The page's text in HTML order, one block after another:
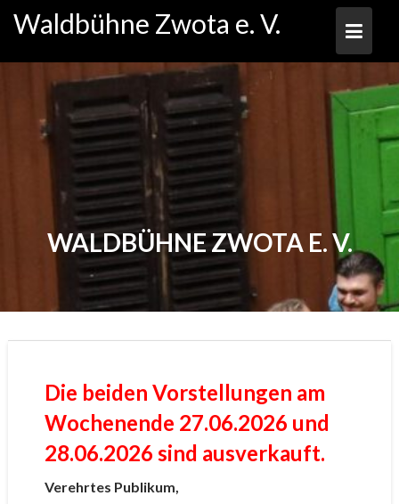
Waldbühne Zwota e. V.
WALDBÜHNE ZWOTA E. V.
Die beiden Vorstellungen am
Wochenende 27.06.2026 und
28.06.2026 sind ausverkauft.
Verehrtes Publikum,